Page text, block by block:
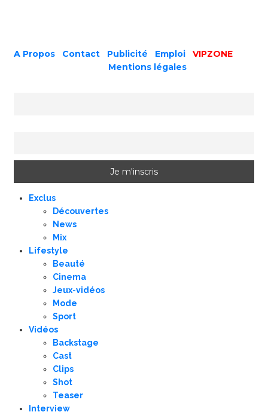
A Propos Contact Publicité Emploi
VIPZONE
Mentions légales
Exclus
Découvertes
News
Mix
Lifestyle
Beauté
Cinema
Jeux-vidéos
Mode
Sport
Vidéos
Backstage
Cast
Clips
Shot
Teaser
Interview